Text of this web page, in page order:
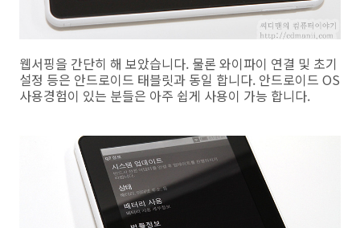
웹서핑을 간단히 해 보았습니다. 물론 와이파이 연결 및 초기
설정 등은 안드로이드 태블릿과 동일 합니다. 안드로이드 OS
사용경험이 있는 분들은 아주 쉽게 사용이 가능 합니다.